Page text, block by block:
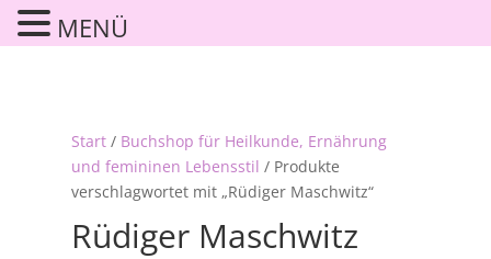
Start/ Buchshop für Heilkunde, Ernährung
und femininen Lebensstil / Produkte
verschlagwortet mit „Rüdiger Maschwitz“
Rüdiger Maschwitz
MENÜ